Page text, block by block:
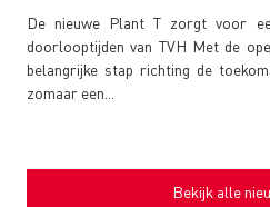
De nieuwe Plant T zorgt voor
doorlooptijden van TVH Met de
belangrijke stap richting de
zomaar een...
Bekijk alle